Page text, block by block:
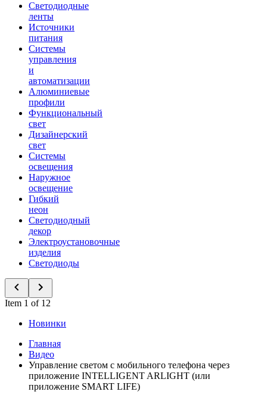
Светодиодные
ленты
Источники
питания
Системы
управления
и
автоматизации
Алюминиевые
профили
Функциональный
свет
Дизайнерский
свет
Системы
освещения
Наружное
освещение
Гибкий
неон
Светодиодный
декор
Электроустановочные
изделия
Светодиоды
Item 1 of 12
Новинки
Главная
Видео
Управление светом с мобильного телефона через
приложение INTELLIGENT ARLIGHT (или
приложение SMART LIFE)